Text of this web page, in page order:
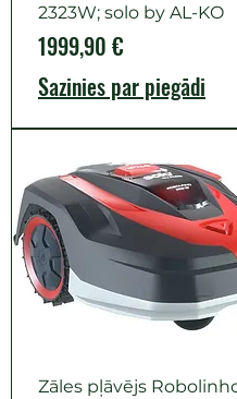
2323W; solo by AL-KO
Cena
1999,90 €
Sazinies par piegādi
Zāles pļāvējs